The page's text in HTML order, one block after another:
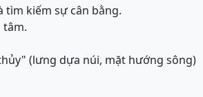
tìm kiếm sự cân bằng.
tâm.
(lưng dựa núi, mặt hướng sông)